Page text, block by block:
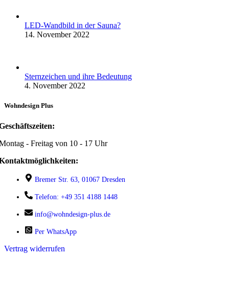
LED-Wandbild in der Sauna?
14. November 2022
Sternzeichen und ihre Bedeutung
4. November 2022
Wohndesign Plus
- Freitag von 10 - 17 Uhr
Bremer Str. 63, 01067 Dresden
Telefon: +49 351 4188 1448
info@wohndesign-plus.de
Per WhatsApp
Vertrag widerrufen